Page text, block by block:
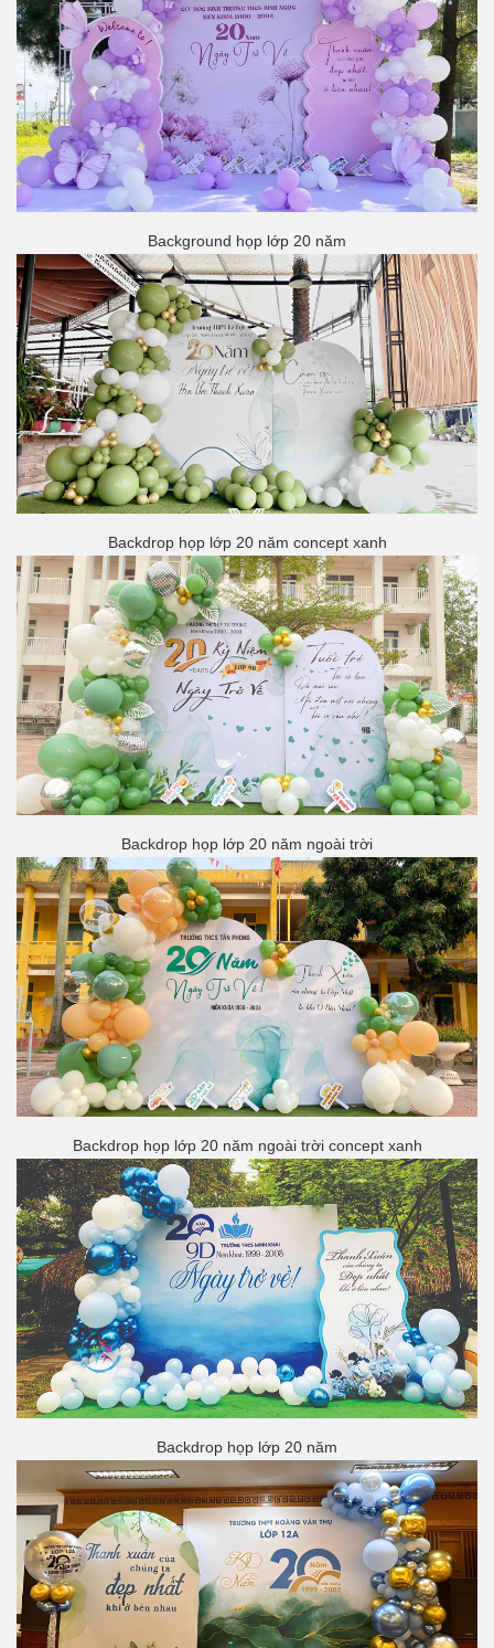
Background họp lớp 20 năm
Backdrop họp lớp 20 năm concept xanh
Backdrop họp lớp 20 năm ngoài trời
Backdrop họp lớp 20 năm ngoài trời concept xanh
Backdrop họp lớp 20 năm